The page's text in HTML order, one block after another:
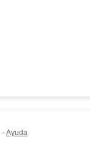
-Ayuda